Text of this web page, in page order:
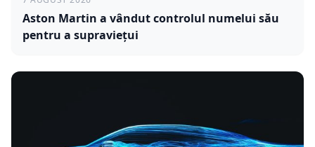
Aston Martin a vândut controlul numelui său
pentru a supraviețui